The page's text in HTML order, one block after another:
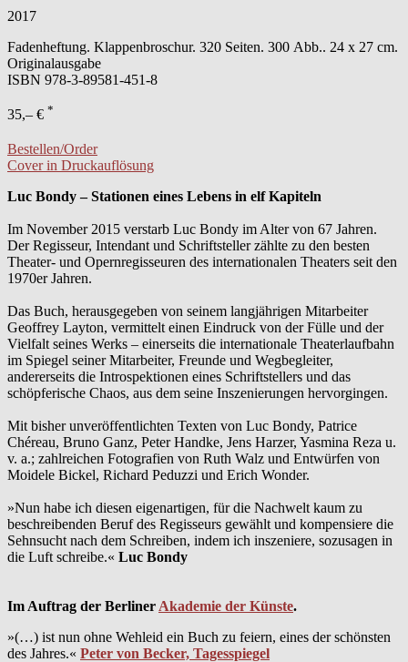
2017
Fadenheftung. Klappenbroschur. 320 Seiten. 300 Abb.. 24 x 27 cm.
Originalausgabe
ISBN 978-3-89581-451-8
35,– € *
Bestellen/Order
Cover in Druckauflösung
Luc Bondy – Stationen eines Lebens in elf Kapiteln
Im November 2015 verstarb Luc Bondy im Alter von 67 Jahren.
Der Regisseur, Intendant und Schriftsteller zählte zu den besten
Theater- und Opernregisseuren des internationalen Theaters seit den
1970er Jahren.
Das Buch, herausgegeben von seinem langjährigen Mitarbeiter
Geoffrey Layton, vermittelt einen Eindruck von der Fülle und der
Vielfalt seines Werks – einerseits die internationale Theaterlaufbahn
im Spiegel seiner Mitarbeiter, Freunde und Wegbegleiter,
andererseits die Introspektionen eines Schriftstellers und das
schöpferische Chaos, aus dem seine Inszenierungen hervorgingen.
Mit bisher unveröffentlichten Texten von Luc Bondy, Patrice
Chéreau, Bruno Ganz, Peter Handke, Jens Harzer, Yasmina Reza u.
v. a.; zahlreichen Fotografien von Ruth Walz und Entwürfen von
Moidele Bickel, Richard Peduzzi und Erich Wonder.
»Nun habe ich diesen eigenartigen, für die Nachwelt kaum zu
beschreibenden Beruf des Regisseurs gewählt und kompensiere die
Sehnsucht nach dem Schreiben, indem ich inszeniere, sozusagen in
die Luft schreibe.« Luc Bondy
Im Auftrag der Berliner Akademie der Künste.
»(…) ist nun ohne Wehleid ein Buch zu feiern, eines der schönsten
des Jahres.« Peter von Becker, Tagesspiegel